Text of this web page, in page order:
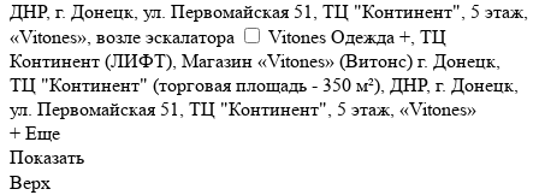
ДНР, г. Донецк, ул. Первомайская 51, ТЦ "Континент", 5 этаж,
«Vitones», возле эскалатора
Vitones Одежда +, ТЦ
Континент (ЛИФТ), Магазин «Vitones» (Витонс) г. Донецк,
ТЦ "Континент" (торговая площадь - 350 м²), ДНР, г. Донецк,
ул. Первомайская 51, ТЦ "Континент", 5 этаж, «Vitones»
+ Еще
Показать
Верх